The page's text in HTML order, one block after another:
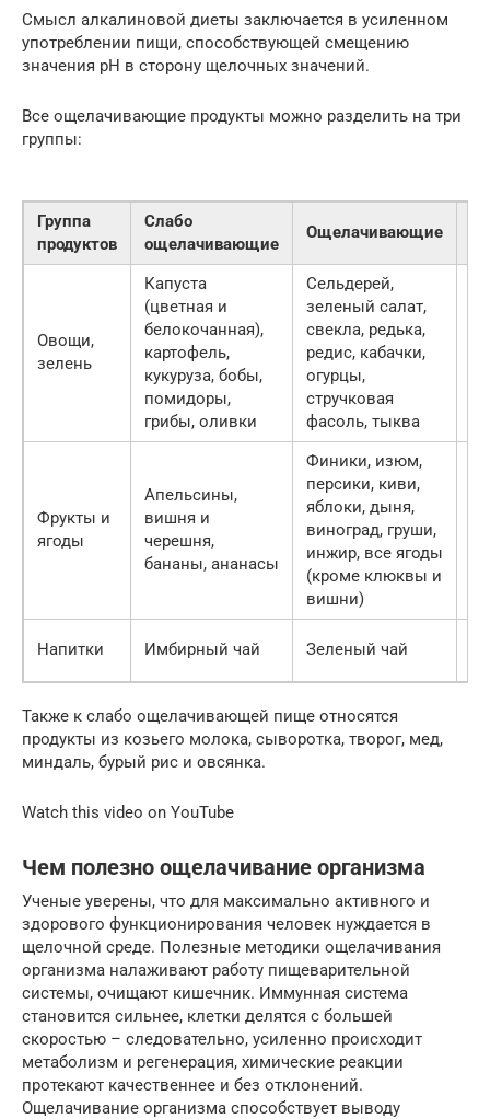
Смысл алкалиновой диеты заключается в усиленном
употреблении пищи, способствующей смещению
значения рН в сторону щелочных значений.
Все ощелачивающие продукты можно разделить на три
группы:
Группа
продуктов
Слабо
ощелачивающие
Ощелачивающие
Овощи,
зелень
Капуста
(цветная и
белокочанная),
картофель,
кукуруза, бобы,
помидоры,
грибы, оливки
Сельдерей,
зеленый салат,
свекла, редька,
редис, кабачки,
огурцы,
стручковая
фасоль, тыква
Фрукты и
ягоды
Апельсины,
вишня и
черешня,
бананы, ананасы
Финики, изюм,
персики, киви,
яблоки, дыня,
виноград, груши,
инжир, все ягоды
(кроме клюквы и
вишни)
Напитки Имбирный чай Зеленый чай
Также к слабо ощелачивающей пище относятся
продукты из козьего молока, сыворотка, творог, мед,
миндаль, бурый рис и овсянка.
Watch this video on YouTube
Чем полезно ощелачивание организма
Ученые уверены, что для максимально активного и
здорового функционирования человек нуждается в
щелочной среде. Полезные методики ощелачивания
организма налаживают работу пищеварительной
системы, очищают кишечник. Иммунная система
становится сильнее, клетки делятся с большей
скоростью – следовательно, усиленно происходит
метаболизм и регенерация, химические реакции
протекают качественнее и без отклонений.
Ощелачивание организма способствует выводу